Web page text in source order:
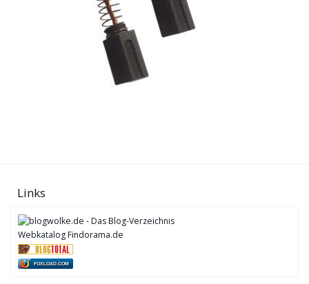
Links
Webkatalog Findorama.de
FOXLOAD.COM